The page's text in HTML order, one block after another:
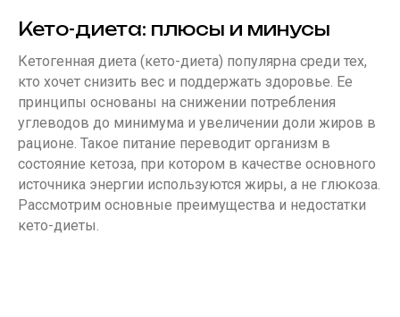
Кето-диета: плюсы и минусы
Кетогенная диета (кето-диета) популярна среди тех,
кто хочет снизить вес и поддержать здоровье. Ее
принципы основаны на снижении потребления
углеводов до минимума и увеличении доли жиров в
рационе. Такое питание переводит организм в
состояние кетоза, при котором в качестве основного
источника энергии используются жиры, а не глюкоза.
Рассмотрим основные преимущества и недостатки
кето-диеты.